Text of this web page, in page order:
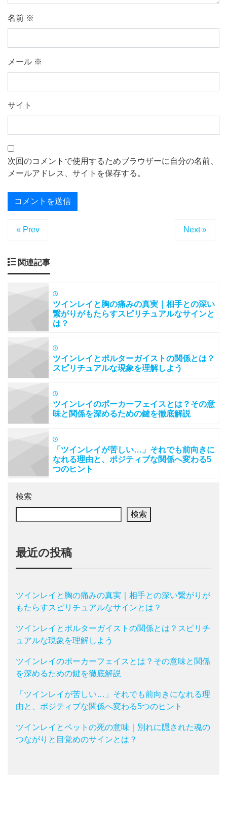
名前 ※
メール ※
サイト
次回のコメントで使用するためブラウザーに自分の名前、
メールアドレス、サイトを保存する。
« Prev Next »
関連記事
ツインレイと胸の痛みの真実｜相手との深い
繋がりがもたらすスピリチュアルなサインと
は？
ツインレイとポルターガイストの関係とは？
スピリチュアルな現象を理解しよう
ツインレイのポーカーフェイスとは？その意
味と関係を深めるための鍵を徹底解説
「ツインレイが苦しい…」それでも前向きに
なれる理由と、ポジティブな関係へ変わる5
つのヒント
検索
検索
最近の投稿
ツインレイと胸の痛みの真実｜相手との深い繋がりが
もたらすスピリチュアルなサインとは？
ツインレイとポルターガイストの関係とは？スピリチ
ュアルな現象を理解しよう
ツインレイのポーカーフェイスとは？その意味と関係
を深めるための鍵を徹底解説
「ツインレイが苦しい…」それでも前向きになれる理
由と、ポジティブな関係へ変わる5つのヒント
ツインレイとペットの死の意味｜別れに隠された魂の
つながりと目覚めのサインとは？